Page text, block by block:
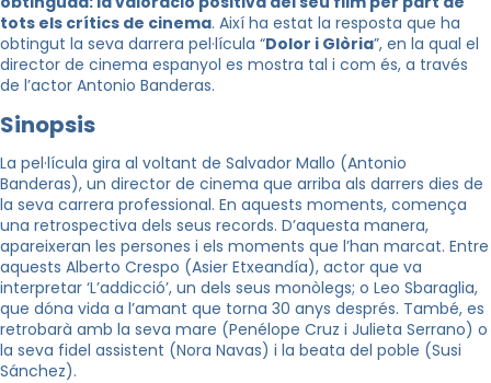
tots els crítics de cinema. Així ha estat la resposta que ha
obtingut la seva darrera pel·lícula “Dolor i Glòria”, en la qual el
director de cinema espanyol es mostra tal i com és, a través
de l’actor Antonio Banderas.
Sinopsis
La pel·lícula gira al voltant de Salvador Mallo (Antonio
Banderas), un director de cinema que arriba als darrers dies de
la seva carrera professional. En aquests moments, comença
una retrospectiva dels seus records. D’aquesta manera,
apareixeran les persones i els moments que l’han marcat. Entre
aquests Alberto Crespo (Asier Etxeandía), actor que va
interpretar ‘L’addicció’, un dels seus monòlegs; o Leo Sbaraglia,
que dóna vida a l’amant que torna 30 anys després. També, es
retrobarà amb la seva mare (Penélope Cruz i Julieta Serrano) o
la seva fidel assistent (Nora Navas) i la beata del poble (Susi
Sánchez).